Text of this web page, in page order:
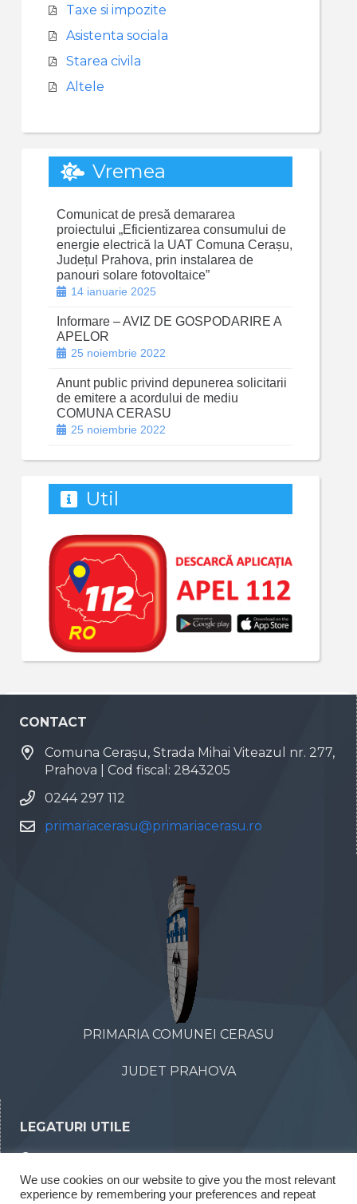
Taxe si impozite
Asistenta sociala
Starea civila
Altele
Vremea
Comunicat de presă demararea
proiectului „Eficientizarea consumului de
energie electrică la UAT Comuna Cerașu,
Județul Prahova, prin instalarea de
panouri solare fotovoltaice”
14 ianuarie 2025
Informare – AVIZ DE GOSPODARIRE A
APELOR
25 noiembrie 2022
Anunt public privind depunerea solicitarii
de emitere a acordului de mediu
COMUNA CERASU
25 noiembrie 2022
Util
CONTACT
Comuna Cerașu, Strada Mihai Viteazul nr. 277,
Prahova | Cod fiscal: 2843205
0244 297 112
primariacerasu@primariacerasu.ro
PRIMARIA COMUNEI CERASU
JUDET PRAHOVA
LEGATURI UTILE
Declaratii de interese
We use cookies on our website to give you the most relevant
experience by remembering your preferences and repeat